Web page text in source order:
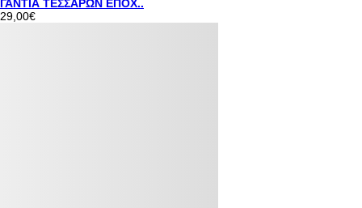
ΓΑΝΤΙΑ ΤΕΣΣΑΡΩΝ ΕΠΟΧ..
29,00€